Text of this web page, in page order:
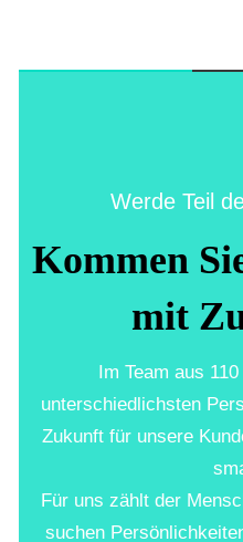
Werde Teil
Kommen
mit
Im Team aus
unterschiedlichsten
Zukunft für unsere
Für uns zählt der
suchen